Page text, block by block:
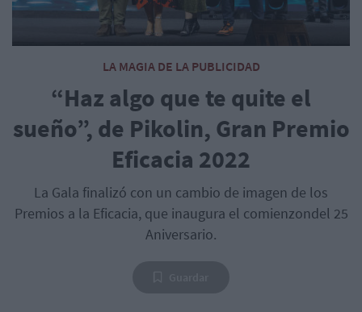
LA MAGIA DE LA PUBLICIDAD
“Haz algo que te quite el
sueño”, de Pikolin, Gran Premio
Eficacia 2022
La Gala finalizó con un cambio de imagen de los
Premios a la Eficacia, que inaugura el comienzondel 25
Aniversario.